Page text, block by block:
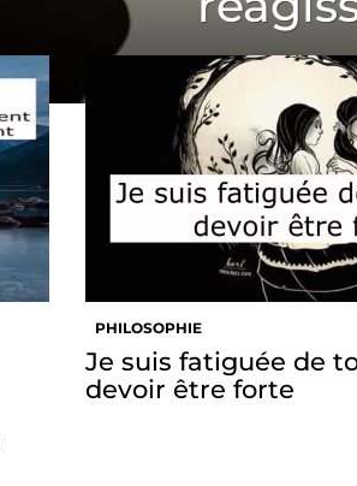
PHILOSOPHIE
Je suis fatiguée de
devoir être forte